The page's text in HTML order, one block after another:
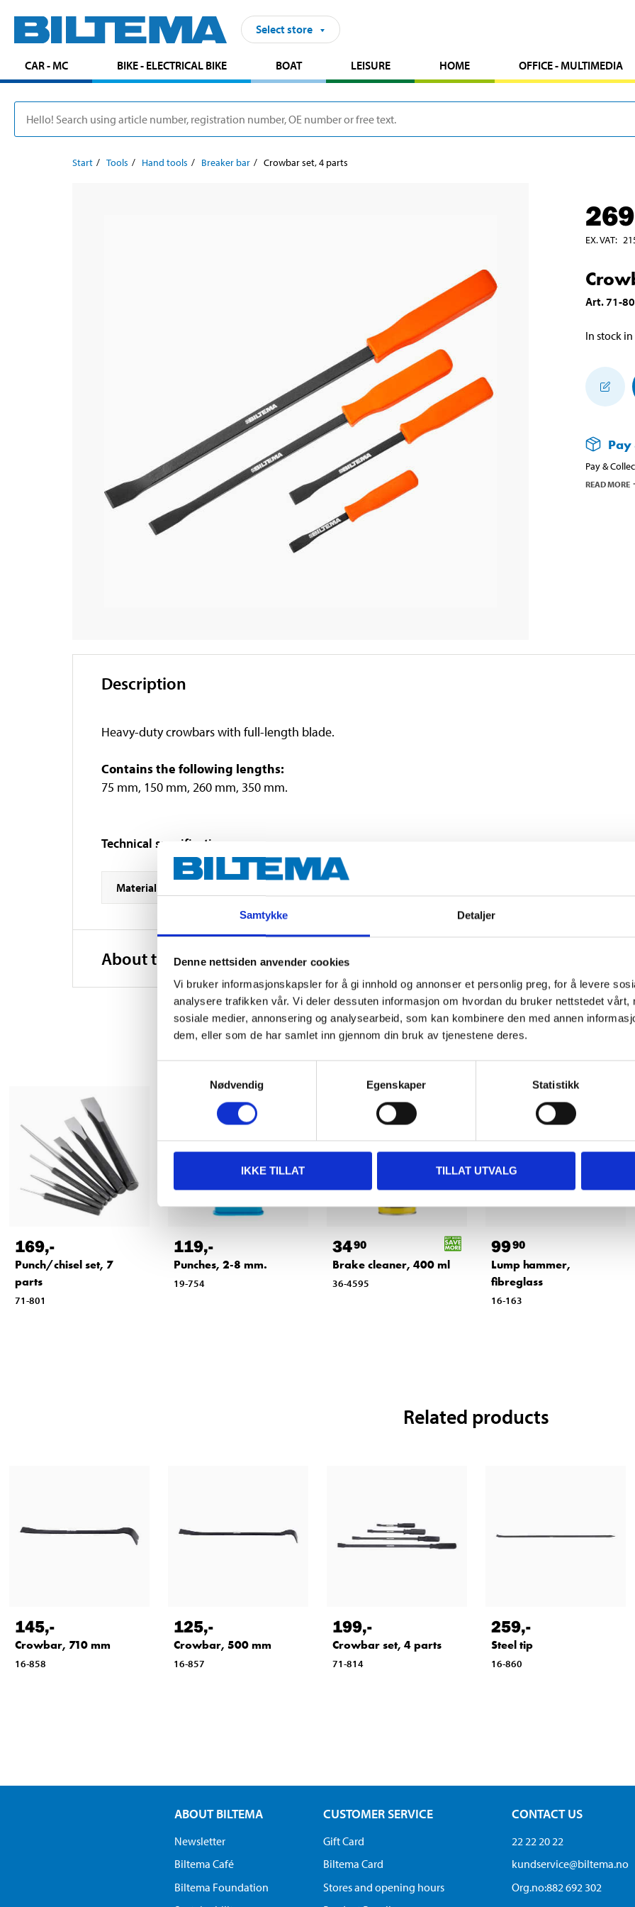
Samtykke Detaljer
Denne nettsiden anvender cookies
Vi bruker informasjonskapsler for å gi innhold og annonser et personlig preg, for å levere
analysere trafikken vår. Vi deler dessuten informasjon om hvordan du bruker nettstedet vårt,
sosiale medier, annonsering og analysearbeid, som kan kombinere den med annen
dem, eller som de har samlet inn gjennom din bruk av tjenestene deres.
Nødvendig
Egenskaper Statistikk
IKKE TILLAT TILLAT UTVALG
Select store
CAR - MC BIKE - ELECTRICAL BIKE BOAT LEISURE HOME OFFICE - MULTIMEDIA
Start Tools Hand tools Breaker bar Crowbar set, 4 parts
269
EX. VAT:
Art.71-
In stock in
Pay
Pay &
READ MORE
Description
Heavy-duty crowbars with full-length blade.
Contains the following lengths:
75 mm, 150 mm, 260 mm, 350 mm.
Technical specifications
Material
About the manufacturer
Other customers also bought
169,-
Punch/chisel set, 7
parts
71-801
119,-
Punches, 2-8 mm.
19-754
3490
Brake cleaner, 400 ml
36-4595
9990
Lump hammer,
fibreglass
16-163
Related products
145,-
Crowbar, 710 mm
16-858
125,-
Crowbar, 500 mm
16-857
199,-
Crowbar set, 4 parts
71-814
259,-
Steel tip
16-860
ABOUT BILTEMA
Newsletter
Biltema Café
Biltema Foundation
CUSTOMER SERVICE
Gift Card
Biltema Card
Stores and opening hours
CONTACT US
22 22 20 22
kundservice@biltema.no
Org.no:882 692 302